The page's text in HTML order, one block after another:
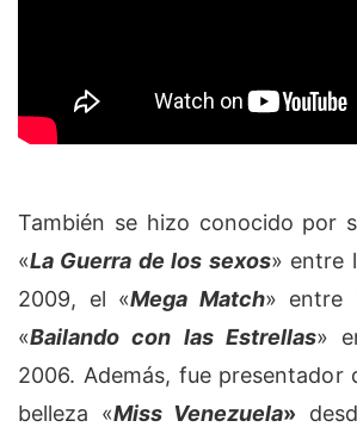
También se hizo conocido por
«La Guerra de los sexos» entre
2009, el «Mega Match» entre
«Bailando con las Estrellas»
2006. Además, fue presentador
belleza «Miss Venezuela»